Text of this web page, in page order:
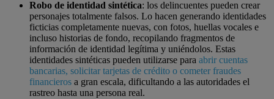
Robo de identidad sintética: los delincuentes pueden crear
personajes totalmente falsos. Lo hacen generando identidades
ficticias completamente nuevas, con fotos, huellas vocales e
incluso historias de fondo, recopilando fragmentos de
información de identidad legítima y uniéndolos. Estas
identidades sintéticas pueden utilizarse para abrir cuentas
bancarias, solicitar tarjetas de crédito o cometer fraudes
financieros a gran escala, dificultando a las autoridades el
rastreo hasta una persona real.